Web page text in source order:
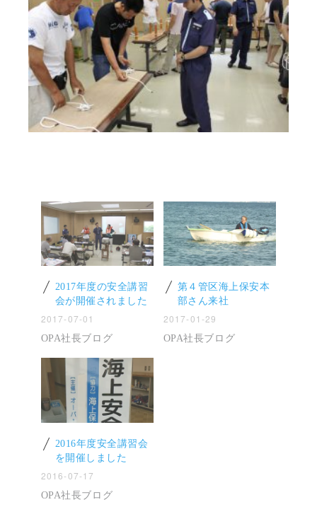
2017年度の安全講習
会が開催されました
2017-07-01
OPA社長ブログ
第４管区海上保安本
部さん来社
2017-01-29
OPA社長ブログ
2016年度安全講習会
を開催しました
2016-07-17
OPA社長ブログ